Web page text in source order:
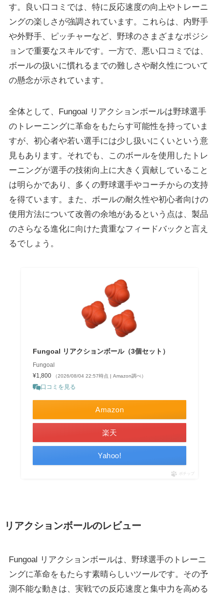
す。良い口コミでは、特に反応速度の向上やトレーニ
ングの楽しさが強調されています。これらは、内野手
や外野手、ピッチャーなど、野球のさまざまなポジシ
ョンで重要なスキルです。一方で、悪い口コミでは、
ボールの扱いに慣れるまでの難しさや耐久性について
の懸念が示されています。
全体として、Fungoal リアクションボールは野球選手
のトレーニングに革命をもたらす可能性を持っていま
すが、初心者や若い選手には少し扱いにくいという意
見もあります。それでも、このボールを使用したトレ
ーニングが選手の技術向上に大きく貢献していること
は明らかであり、多くの野球選手やコーチからの支持
を得ています。また、ボールの耐久性や初心者向けの
使用方法について改善の余地があるという点は、製品
のさらなる進化に向けた貴重なフィードバックと言え
るでしょう。
Fungoal リアクションボール（3個セット）
Fungoal
¥1,800
（2026/08/04 22:57時点 | Amazon調べ）
口コミを見る
Amazon
楽天
Yahoo!
ポチップ
リアクションボールのレビュー
Fungoal リアクションボールは、野球選手のトレーニ
ングに革命をもたらす素晴らしいツールです。その予
測不能な動きは、実戦での反応速度と集中力を高める